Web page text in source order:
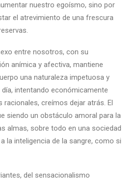
nuestro egoísmo, sino por
el atrevimiento de una frescura
entre nosotros, con su
anímica y afectiva, mantiene
una naturaleza impetuosa y
intentando económicamente
racionales, creímos dejar atrás. El
siendo un obstáculo amoral para la
almas, sobre todo en una sociedad
la inteligencia de la sangre, como si
del sensacionalismo